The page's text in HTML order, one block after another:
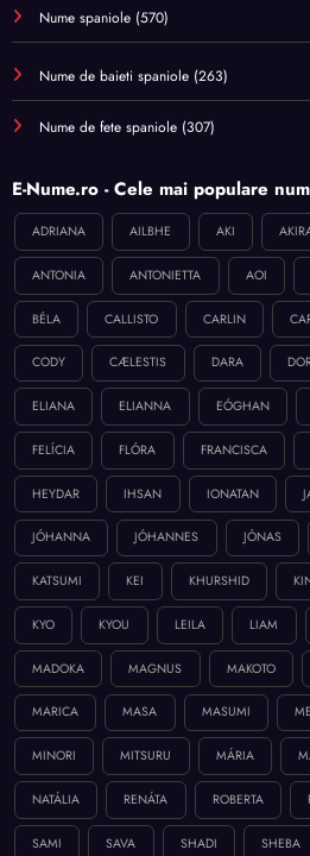
Nume spaniole (570)
Nume de baieti spaniole (263)
Nume de fete spaniole (307)
E-Nume.ro - Cele mai populare
ADRIANA AILBHE AKI
ANTONIA ANTONIETTA AOI
BÉLA CALLISTO CARLIN
CODY CÆLESTIS DARA
ELIANA ELIANNA EÓGHAN
FELÍCIA FLÓRA FRANCISCA
HEYDAR IHSAN IONATAN
JÓHANNA JÓHANNES JÓNAS
KATSUMI KEI KHURSHID
KYO KYOU LEILA LIAM
MADOKA MAGNUS MAKOTO
MARICA MASA MASUMI
MINORI MITSURU MÁRIA
NATÁLIA RENÁTA ROBERTA
SAMI SAVA SHADI SHEBA